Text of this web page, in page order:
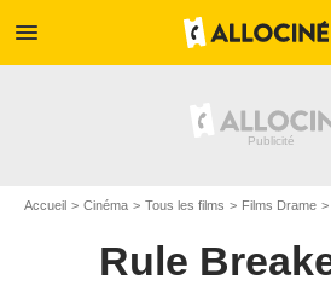
menu
Accueil Cinéma Tous les films Films Drame
Rule